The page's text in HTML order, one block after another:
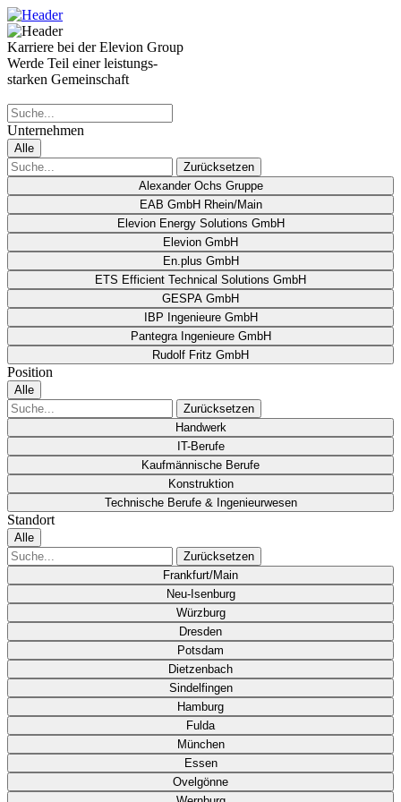
Karriere bei der Elevion Group
Werde Teil einer leistungs-
starken Gemeinschaft
Unternehmen
Alle
Zurücksetzen
Alexander Ochs Gruppe
EAB GmbH Rhein/Main
Elevion Energy Solutions GmbH
Elevion GmbH
En.plus GmbH
ETS Efficient Technical Solutions GmbH
GESPA GmbH
IBP Ingenieure GmbH
Pantegra Ingenieure GmbH
Rudolf Fritz GmbH
Position
Alle
Zurücksetzen
Handwerk
IT-Berufe
Kaufmännische Berufe
Konstruktion
Technische Berufe & Ingenieurwesen
Standort
Alle
Zurücksetzen
Frankfurt/Main
Neu-Isenburg
Würzburg
Dresden
Potsdam
Dietzenbach
Sindelfingen
Hamburg
Fulda
München
Essen
Ovelgönne